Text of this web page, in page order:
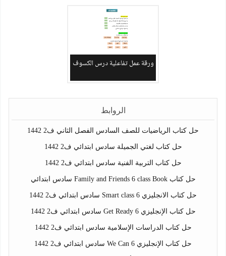
ورقة عمل تفاعلية درس الكسوف
الروابط
حل كتاب الرياضيات للصف السادس الفصل الثاني ف2 1442
حل كتاب لغتي الجميلة سادس ابتدائي ف2 1442
حل كتاب التربية الفنية سادس ابتدائي ف2 1442
حل كتاب Family and Friends 6 class Book سادس ابتدائي
حل كتاب الانجليزي Smart class 6 سادس ابتدائي ف2 1442
حل كتاب الإنجليزي Get Ready 6 سادس ابتدائي ف2 1442
حل كتاب الدراسات الإسلامية سادس ابتدائي ف2 1442
حل كتاب الإنجليزي We Can 6 سادس ابتدائي ف2 1442